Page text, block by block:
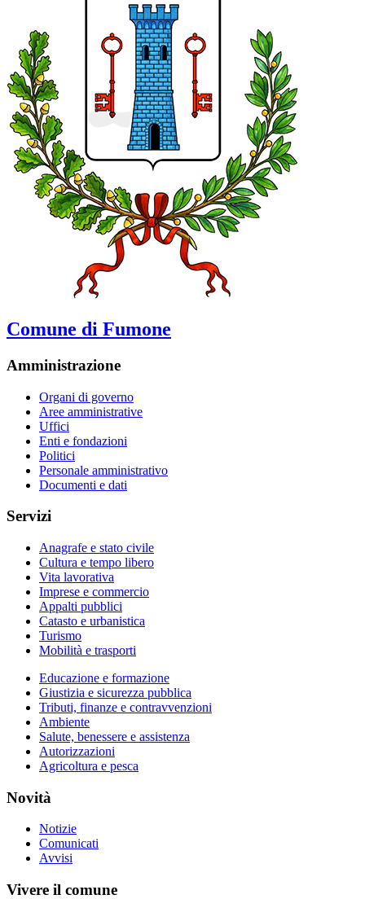
Comune di Fumone
Amministrazione
Organi di governo
Aree amministrative
Uffici
Enti e fondazioni
Politici
Personale amministrativo
Documenti e dati
Servizi
Anagrafe e stato civile
Cultura e tempo libero
Vita lavorativa
Imprese e commercio
Appalti pubblici
Catasto e urbanistica
Turismo
Mobilità e trasporti
Educazione e formazione
Giustizia e sicurezza pubblica
Tributi, finanze e contravvenzioni
Ambiente
Salute, benessere e assistenza
Autorizzazioni
Agricoltura e pesca
Novità
Notizie
Comunicati
Avvisi
Vivere il comune